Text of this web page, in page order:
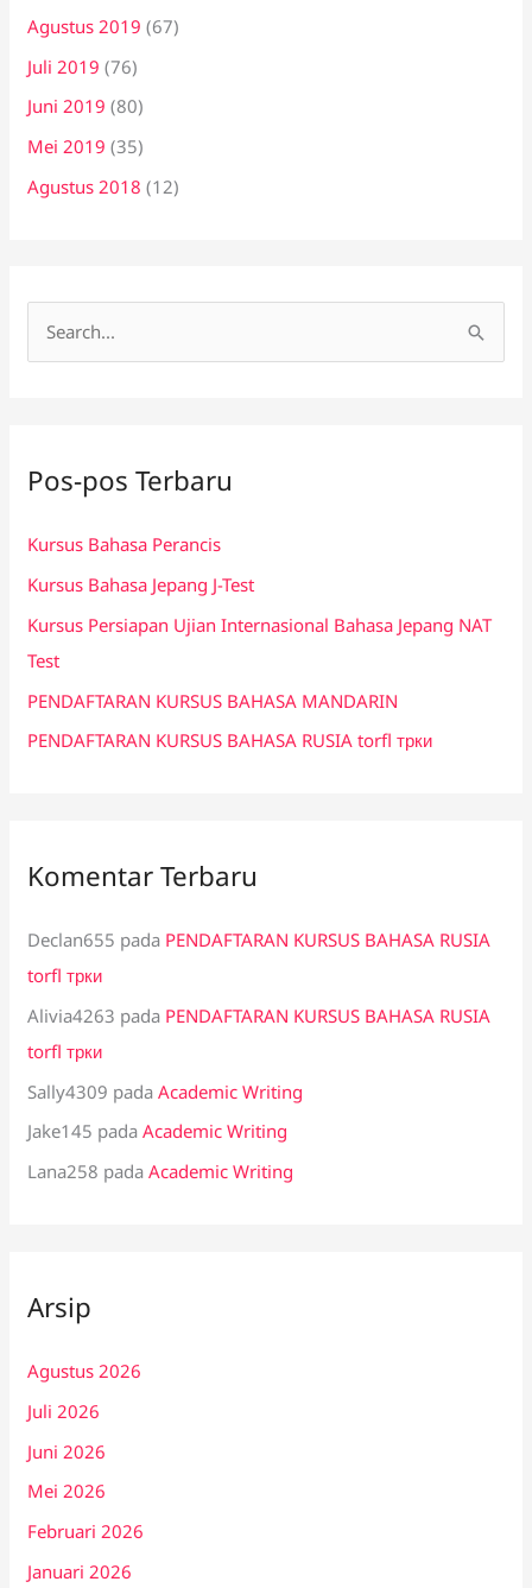
Agustus 2019 (67)
Juli 2019 (76)
Juni 2019 (80)
Mei 2019 (35)
Agustus 2018 (12)
u
t
u
k
:
Pos-pos Terbaru
Kursus Bahasa Perancis
Kursus Bahasa Jepang J-Test
Kursus Persiapan Ujian Internasional Bahasa Jepang NAT
Test
PENDAFTARAN KURSUS BAHASA MANDARIN
PENDAFTARAN KURSUS BAHASA RUSIA torfl трки
Komentar Terbaru
Declan655 pada PENDAFTARAN KURSUS BAHASA RUSIA
torfl трки
Alivia4263 pada PENDAFTARAN KURSUS BAHASA RUSIA
torfl трки
Sally4309 padaAcademic Writing
Jake145 padaAcademic Writing
Lana258 padaAcademic Writing
Arsip
Agustus 2026
Juli 2026
Juni 2026
Mei 2026
Februari 2026
Januari 2026